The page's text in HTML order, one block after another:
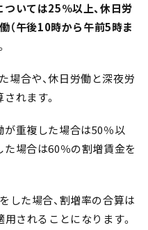
いては25％以上、休日労
（午後10時から午前5時ま
場合や、休日労働と深夜労
れます。
が重複した場合は50％以
た場合は60％の割増賃金を
した場合、割増率の合算は
されることになります。